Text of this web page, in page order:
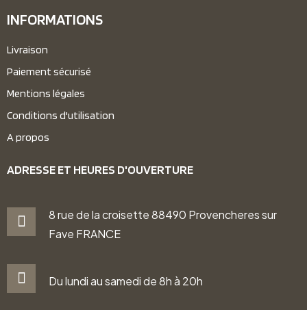
INFORMATIONS
Livraison
Paiement sécurisé
Mentions légales
Conditions d'utilisation
A propos
ADRESSE ET HEURES D'OUVERTURE
8 rue de la croisette 88490 Provencheres sur
Fave FRANCE
Du lundi au samedi de 8h à 20h